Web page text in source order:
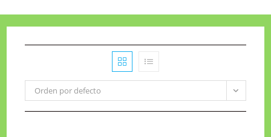
Orden por defecto